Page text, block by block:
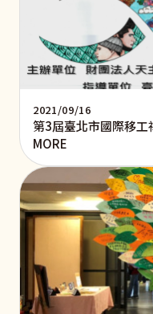
2021/09/16
第3屆臺北市國際移
MORE